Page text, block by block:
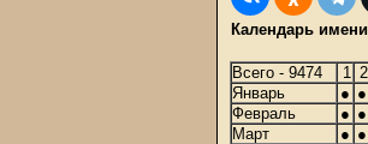
Календарь
Всего - 9474 1 2
Январь
● ●
Февраль
● ●
Март
● ●